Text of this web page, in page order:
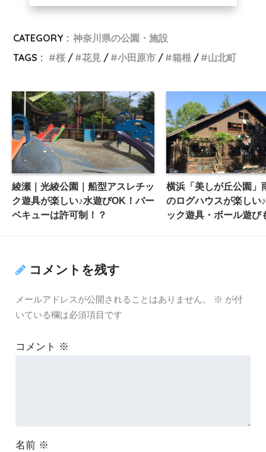
CATEGORY : 神奈川県の公園・施設
TAGS :
桜 花見 小田原市 箱根 山北町
綾瀬｜光綾公園｜船型アスレチッ
ク遊具が楽しい♪水遊びOK！バー
ベキューは許可制！？
横浜「美しが丘公園」
のログハウスが楽しい
ック遊具・ボール遊び
コメントを残す
メールアドレスが公開されることはありません。 ※ が付
いている欄は必須項目です
コメント ※
名前 ※